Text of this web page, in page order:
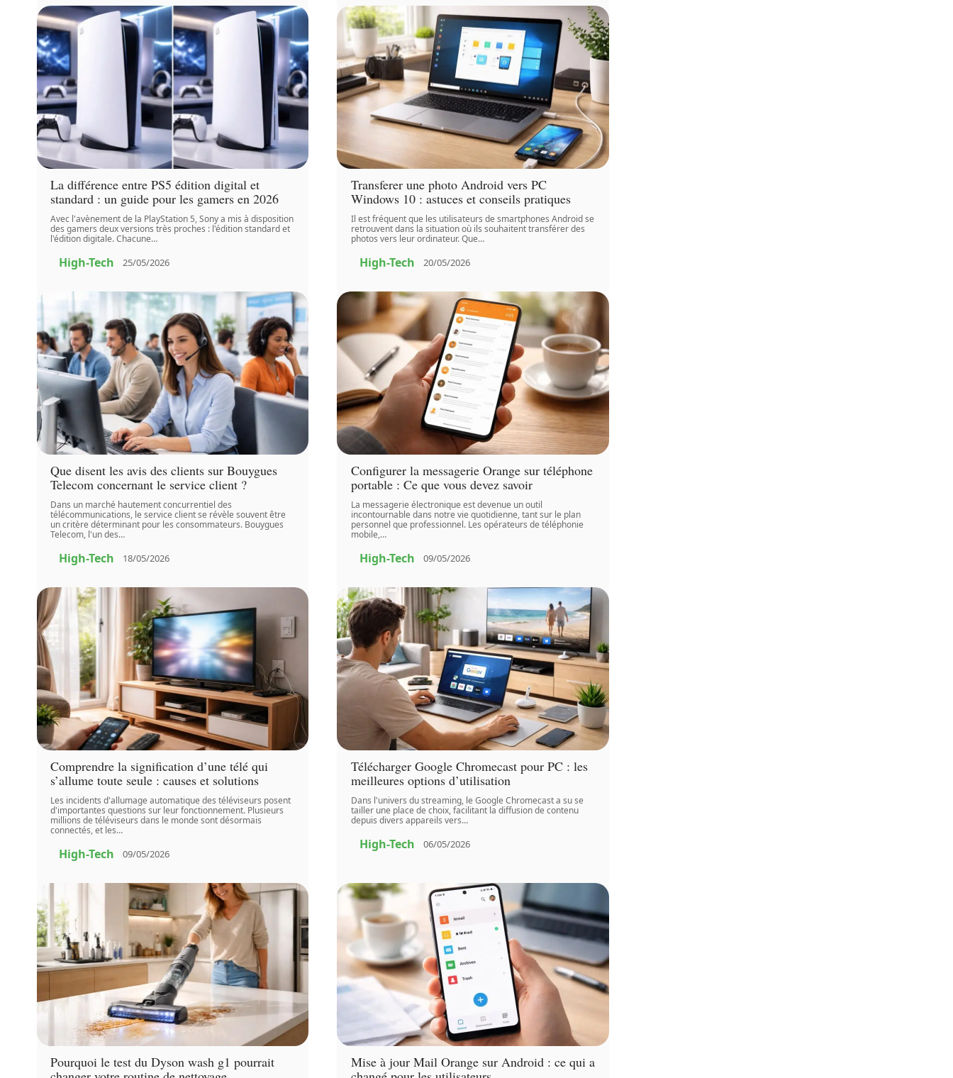
La différence entre PS5 édition digital et
standard : un guide pour les gamers en 2026
Avec l'avènement de la PlayStation 5, Sony a mis à disposition
des gamers deux versions très proches : l'édition standard et
l'édition digitale. Chacune…
High-Tech 25/05/2026
Transferer une photo Android vers PC
Windows 10 : astuces et conseils pratiques
Il est fréquent que les utilisateurs de smartphones Android se
retrouvent dans la situation où ils souhaitent transférer des
photos vers leur ordinateur. Que…
High-Tech 20/05/2026
Que disent les avis des clients sur Bouygues
Telecom concernant le service client ?
Dans un marché hautement concurrentiel des
télécommunications, le service client se révèle souvent être
un critère déterminant pour les consommateurs. Bouygues
Telecom, l'un des…
High-Tech 18/05/2026
Configurer la messagerie Orange sur téléphone
portable : Ce que vous devez savoir
La messagerie électronique est devenue un outil
incontournable dans notre vie quotidienne, tant sur le plan
personnel que professionnel. Les opérateurs de téléphonie
mobile,…
High-Tech 09/05/2026
Comprendre la signification d’une télé qui
s’allume toute seule : causes et solutions
Les incidents d'allumage automatique des téléviseurs posent
d'importantes questions sur leur fonctionnement. Plusieurs
millions de téléviseurs dans le monde sont désormais
connectés, et les…
High-Tech 09/05/2026
Télécharger Google Chromecast pour PC : les
meilleures options d’utilisation
Dans l'univers du streaming, le Google Chromecast a su se
tailler une place de choix, facilitant la diffusion de contenu
depuis divers appareils vers…
High-Tech 06/05/2026
Pourquoi le test du Dyson wash g1 pourrait
Mise à jour Mail Orange sur Android : ce qui a